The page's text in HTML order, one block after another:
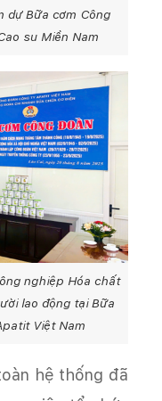
dự Bữa cơm Công
su Miền Nam
nghiệp Hóa chất
lao động tại Bữa
Việt Nam
hệ thống đã